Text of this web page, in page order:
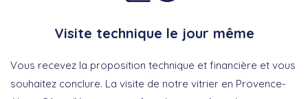
Visite technique le jour même
Vous recevez la proposition technique et financière et vous
souhaitez conclure. La visite de notre vitrier en Provence-